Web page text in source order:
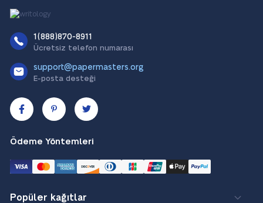
1(888)870-8911
Ücretsiz telefon numarası
support@papermasters.org
E-posta desteği
Ödeme Yöntemleri
Popüler kağıtlar